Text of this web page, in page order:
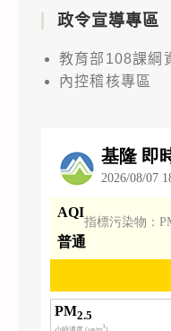
政令宣導專區
教育部108課綱
內控稽核專區